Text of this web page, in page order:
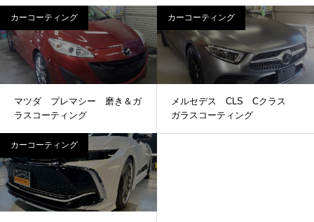
カーコーティング
マツダ プレマシー 磨き＆ガ
ラスコーティング
カーコーティング
メルセデス CLS Cクラス
ガラスコーティング
カーコーティング